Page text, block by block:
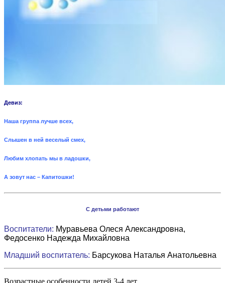
Девиз:
Наша группа лучше всех,
Слышен в ней веселый смех,
Любим хлопать мы в ладошки,
А зовут нас – Капитошки!
С детьми работают
Воспитатели: Муравьева Олеся Александровна,
Федосенко Надежда Михайловна
Младший воспитатель: Барсукова Наталья Анатольевна
Возрастные особенности детей 3-4 лет